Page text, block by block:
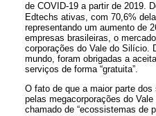
de COVID-19 a partir de 2019.
Edtechs ativas, com 70,6%
representando um aumento de
empresas brasileiras, o
corporações do Vale do Silício.
mundo, foram obrigadas a
serviços de forma “gratuita”.
O fato de que a maior parte
pelas megacorporações do
chamado de “ecossistemas de